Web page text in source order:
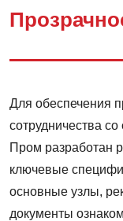
Для обеспечения
сотрудничества
Пром разработан
ключевые
основные узлы,
документы